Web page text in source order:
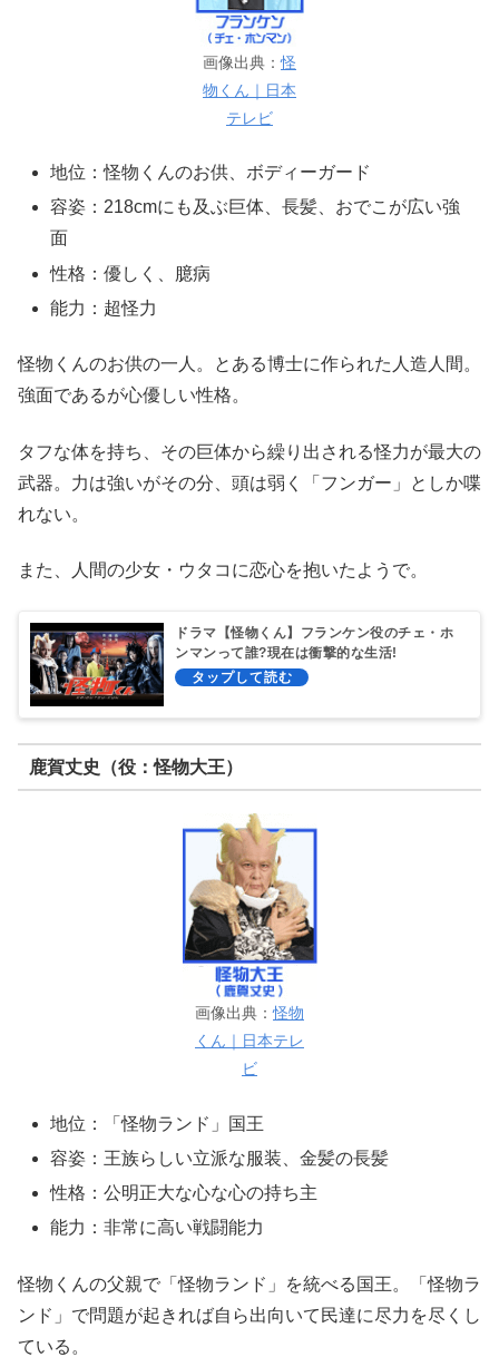
画像出典：怪
物くん｜日本
テレビ
地位：怪物くんのお供、ボディーガード
容姿：218cmにも及ぶ巨体、長髪、おでこが広い強
面
性格：優しく、臆病
能力：超怪力
怪物くんのお供の一人。とある博士に作られた人造人間。
強面であるが心優しい性格。
タフな体を持ち、その巨体から繰り出される怪力が最大の
武器。力は強いがその分、頭は弱く「フンガー」としか喋
れない。
また、人間の少女・ウタコに恋心を抱いたようで。
ドラマ【怪物くん】フランケン役のチェ・ホ
ンマンって誰?現在は衝撃的な生活!
鹿賀丈史（役：怪物大王）
画像出典：怪物
くん｜日本テレ
ビ
地位：「怪物ランド」国王
容姿：王族らしい立派な服装、金髪の長髪
性格：公明正大な心な心の持ち主
能力：非常に高い戦闘能力
怪物くんの父親で「怪物ランド」を統べる国王。「怪物ラ
ンド」で問題が起きれば自ら出向いて民達に尽力を尽くし
ている。